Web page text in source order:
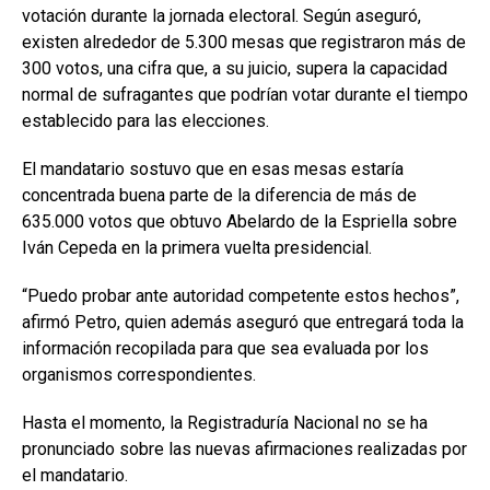
votación durante la jornada electoral. Según aseguró,
existen alrededor de 5.300 mesas que registraron más de
300 votos, una cifra que, a su juicio, supera la capacidad
normal de sufragantes que podrían votar durante el tiempo
establecido para las elecciones.
El mandatario sostuvo que en esas mesas estaría
concentrada buena parte de la diferencia de más de
635.000 votos que obtuvo Abelardo de la Espriella sobre
Iván Cepeda en la primera vuelta presidencial.
“Puedo probar ante autoridad competente estos hechos”,
afirmó Petro, quien además aseguró que entregará toda la
información recopilada para que sea evaluada por los
organismos correspondientes.
Hasta el momento, la Registraduría Nacional no se ha
pronunciado sobre las nuevas afirmaciones realizadas por
el mandatario.